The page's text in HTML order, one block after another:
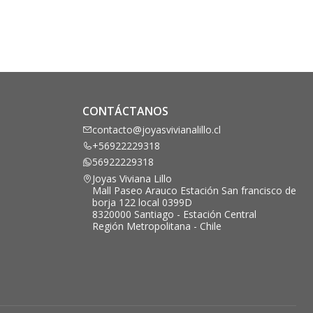
CONTÁCTANOS
contacto@joyasvivianalillo.cl
+56922229318
56922229318
Joyas Viviana Lillo
Mall Paseo Arauco Estación San francisco de
borja 122 local 0399D
8320000 Santiago - Estación Central
Región Metropolitana - Chile